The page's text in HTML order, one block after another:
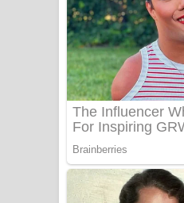
UNUHUMA
ගීතයේ පද පෙළ
Katakara
පද පෙළ
Tharu Yaye
යායේ දිලෙනා